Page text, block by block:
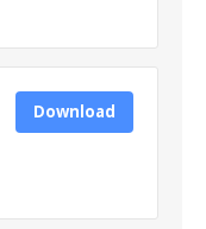
Download